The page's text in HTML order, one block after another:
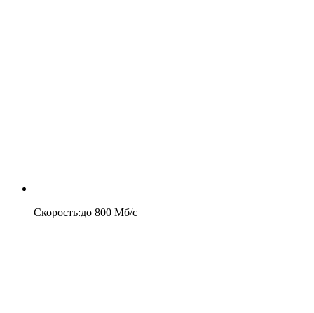
Скорость:до 800 Мб/c